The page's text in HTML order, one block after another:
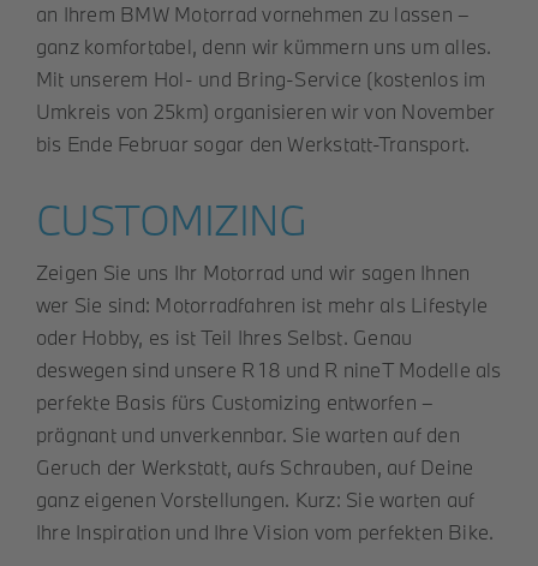
Kontakt
an Ihrem BMW Motorrad vornehmen zu lassen –
ganz komfortabel, denn wir kümmern uns um alles.
Mit unserem Hol- und Bring-Service (kostenlos im
Umkreis von 25km) organisieren wir von November
bis Ende Februar sogar den Werkstatt-Transport.
CUSTOMIZING
Zeigen Sie uns Ihr Motorrad und wir sagen Ihnen
wer Sie sind: Motorradfahren ist mehr als Lifestyle
oder Hobby, es ist Teil Ihres Selbst. Genau
deswegen sind unsere R 18 und R nineT Modelle als
perfekte Basis fürs Customizing entworfen –
prägnant und unverkennbar. Sie warten auf den
Geruch der Werkstatt, aufs Schrauben, auf Deine
ganz eigenen Vorstellungen. Kurz: Sie warten auf
Ihre Inspiration und Ihre Vision vom perfekten Bike.